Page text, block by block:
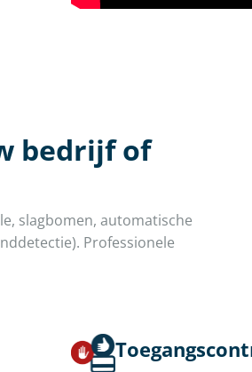
bedrijf of
slagbomen, automatische
Professionele